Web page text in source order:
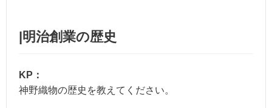
|明治創業の歴史
KP：
神野織物の歴史を教えてください。